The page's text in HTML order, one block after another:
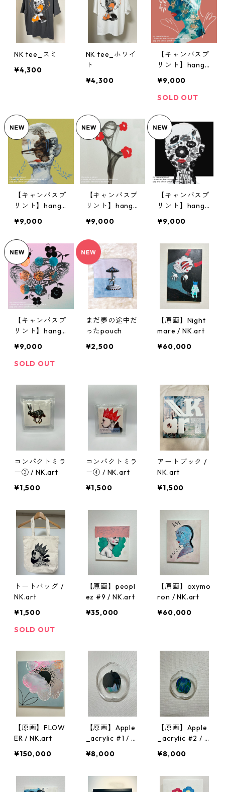
NK tee_スミ
¥4,300
NK tee_ホワイ
ト
¥4,300
【キャンバスプ
リント】hangl
リジナルCD&証
明書付き
¥9,000
SOLD OUT
【キャンバスプ
リント】hangl
リジナルCD&証
明書付き
¥9,000
【キャンバスプ
リント】hangl
リジナルCD&証
明書付き
¥9,000
【キャンバスプ
リント】hangl
リジナルCD&証
¥9,000
【キャンバスプ
リント】hangl
リジナルCD&証
明書付き
¥9,000
SOLD OUT
まだ夢の途中だ
ったpouch
¥2,500
【原画】Night
mare / NK.art
¥60,000
コンパクトミラ
ー③ / NK.art
¥1,500
コンパクトミラ
ー④ / NK.art
¥1,500
アートブック /
NK.art
¥1,500
トートバッグ /
NK.art
¥1,500
SOLD OUT
【原画】peopl
ez #9 / NK.art
¥35,000
【原画】oxymo
ron / NK.art
¥60,000
【原画】FLOW
ER / NK.art
¥150,000
【原画】Apple
_acrylic #1 / N
¥8,000
【原画】Apple
_acrylic #2 / N
¥8,000